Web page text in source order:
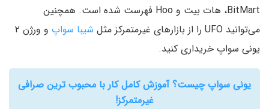
BitMart، هات بیت و Hoo فهرست شده است. همچنین
می‌توانید UFO را از بازارهای غیرمتمرکز مثل
شیبا سواپ
و ورژن ۲
یونی سواپ خریداری کنید.
یونی سواپ چیست؟ آموزش کامل کار با محبوب ترین صرافی
غیرمتمرکز!